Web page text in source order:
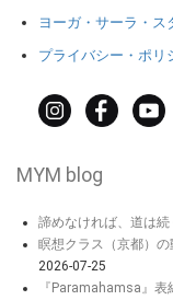
ヨーガ・サーラ・ス
プライバシー・ポリ
MYM blog
諦めなければ、道は
瞑想クラス（京都）の
2026-07-25
『Paramahamsa』